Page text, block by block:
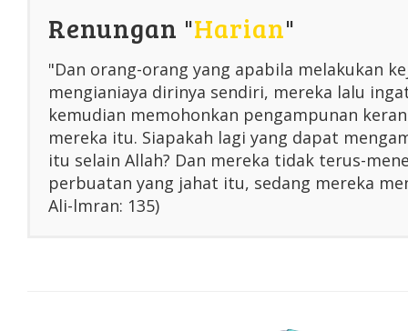
Renungan "Harian"
"Dan orang-orang yang apabila melakukan
mengianiaya dirinya sendiri, mereka lalu
kemudian memohonkan pengampunan
mereka itu. Siapakah lagi yang dapat
itu selain Allah? Dan mereka tidak terus-
perbuatan yang jahat itu, sedang mereka
Ali-lmran: 135)